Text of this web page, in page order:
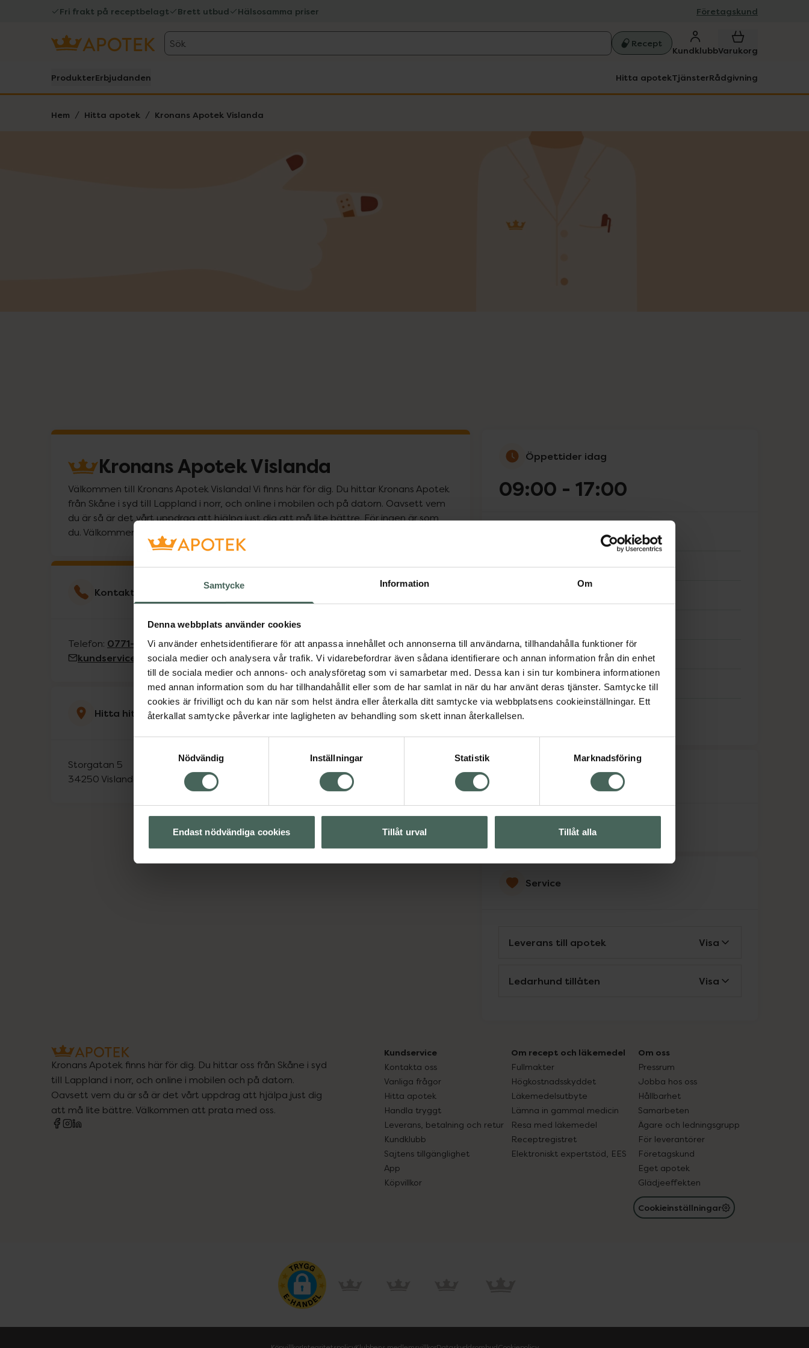
Samtycke Information Om
Denna webbplats använder cookies
Vi använder enhetsidentifierare för att anpassa innehållet och annonserna till användarna, tillhandahålla funktioner för
sociala medier och analysera vår trafik. Vi vidarebefordrar även sådana identifierare och annan information från din enhet
till de sociala medier och annons- och analysföretag som vi samarbetar med. Dessa kan i sin tur kombinera informationen
med annan information som du har tillhandahållit eller som de har samlat in när du har använt deras tjänster. Samtycke till
cookies är frivilligt och du kan när som helst ändra eller återkalla ditt samtycke via webbplatsens cookieinställningar. Ett
återkallat samtycke påverkar inte lagligheten av behandling som skett innan återkallelsen.
Nödvändig
Inställningar Statistik Marknadsföring
Endast nödvändiga cookies Tillåt urval Tillåt alla
Fri frakt på receptbelagt Brett utbud Hälsosamma priser Företagskund
Sök Recept
KundklubbVarukorg
ProdukterErbjudanden Hitta apotekTjänsterRådgivning
Hem Hitta apotek Kronans Apotek Vislanda
Kronans Apotek Vislanda
Välkommen till Kronans Apotek Vislanda! Vi finns här för dig. Du hittar Kronans Apotek
från Skåne i syd till Lappland i norr, och online i mobilen och på datorn. Oavsett vem
du är så är det vårt uppdrag att hjälpa just dig att må lite bättre. För ingen är som
du. Välkommen att prata med oss!
Kontakta kundservice
Telefon: 0771-612 612
kundservice@kronansapotek.se
Hitta hit
Storgatan 5
34250 Vislanda
Öppettider idag
09:00 -17:00
09:00-17:00
Tisdag 09:00-17:00
Fredag 09:00- 17:00
Lördag Stängt
Söndag
Service
Leverans till apotek Visa
Ledarhund tillåten Visa
Kronans Apotek finns här för dig. Du hittar oss från Skåne i syd
till Lappland i norr, och online i mobilen och på datorn.
Oavsett vem du är så är det vårt uppdrag att hjälpa just dig
att må lite bättre. Välkommen att prata med oss.
Kundservice
Kontakta oss
Vanliga frågor
Hitta apotek
Handla tryggt
Leverans, betalning och retur
Kundklubb
Sajtens tillgänglighet
App
Köpvillkor
Om recept och läkemedel
Fullmakter
Högkostnadsskyddet
Läkemedelsutbyte
Lämna in gammal medicin
Resa med läkemedel
Receptregistret
Elektroniskt expertstöd, EES
Om oss
Pressrum
Jobba hos oss
Hållbarhet
Samarbeten
Ägare och ledningsgrupp
För leverantörer
Företagskund
Eget apotek
Glädjeeffekten
Cookieinställningar